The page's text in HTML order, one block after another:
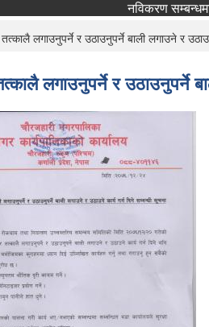
नविकरण सम्बन्धमा !
लगाउनुपर्ने र उठाउनुपर्ने बाली लगाउने र
लगाउनुपर्ने र उठाउनुपर्ने